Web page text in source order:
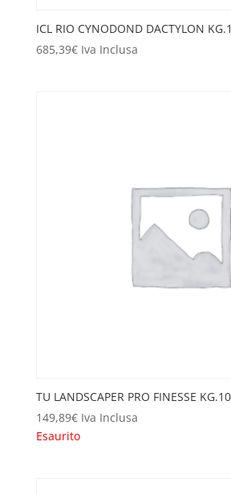
ICL RIO CYNODOND DACTYLON
685,39€ Iva Inclusa
TU LANDSCAPER PRO FINESSE KG.10
149,89€ Iva Inclusa
Esaurito